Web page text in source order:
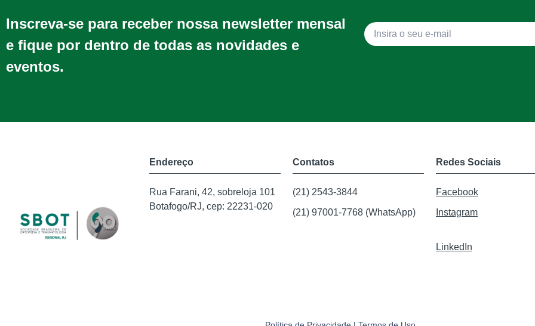
Inscreva-se para receber nossa newsletter mensal
e fique por dentro de todas as novidades e
eventos.
Endereço
Rua Farani, 42, sobreloja 101
Botafogo/RJ, cep: 22231-020
Contatos
(21) 2543-3844
(21) 97001-7768 (WhatsApp)
Redes Sociais
Facebook
Instagram
LinkedIn